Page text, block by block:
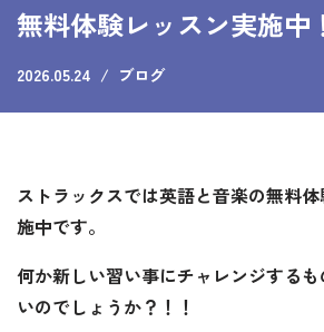
ツ
プ
無料体験レッスン実施中
2026.05.24 ブログ
ストラックスでは英語と音楽の無料
施中です。
何か新しい習い事にチャレンジする
いのでしょうか？！！